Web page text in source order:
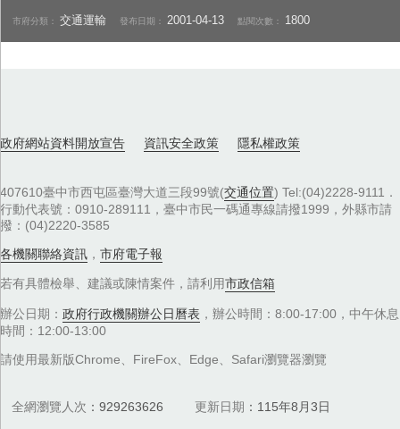
市府分類：交通運輸 發布日期： 2001-04-13 點閱次數： 1800
政府網站資料開放宣告 資訊安全政策 隱私權政策
407610臺中市西屯區臺灣大道三段99號(交通位置) Tel:(04)2228-9111．
行動代表號：0910-289111，臺中市民一碼通專線請撥1999，外縣市請
撥：(04)2220-3585
各機關聯絡資訊 ， 市府電子報
若有具體檢舉、建議或陳情案件，請利用市政信箱
辦公日期： 政府行政機關辦公日曆表 ，辦公時間：8:00-17:00，中午休息
時間：12:00-13:00
請使用最新版Chrome、FireFox、Edge、Safari瀏覽器瀏覽
全網瀏覽人次 929263626 更新日期 115年8月3日